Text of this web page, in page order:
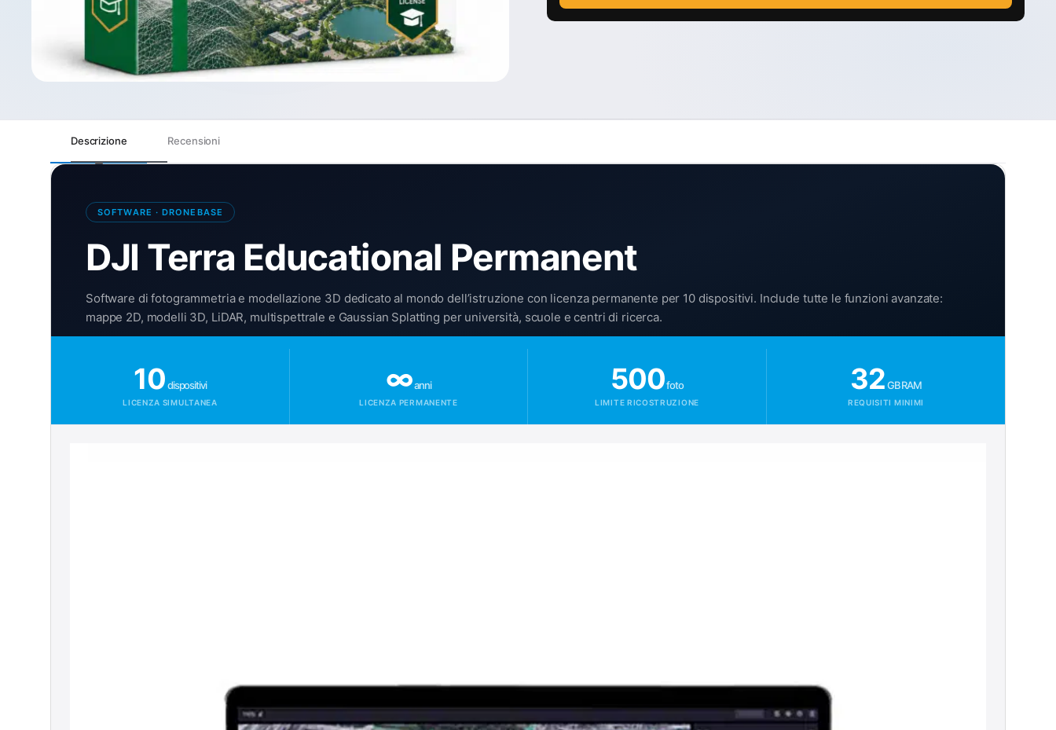
Descrizione Recensioni
SOFTWARE · DRONEBASE
DJI Terra Educational Permanent
Software di fotogrammetria e modellazione 3D dedicato al mondo dell’istruzione con licenza permanente per 10 dispositivi. Include tutte le funzioni avanzate:
mappe 2D, modelli 3D, LiDAR, multispettrale e Gaussian Splatting per università, scuole e centri di ricerca.
10dispositivi
LICENZA SIMULTANEA
∞anni
LICENZA PERMANENTE
500foto
LIMITE RICOSTRUZIONE
32GB RAM
REQUISITI MINIMI